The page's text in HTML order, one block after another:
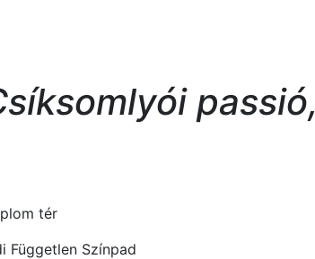
passió,
tér
Független Színpad